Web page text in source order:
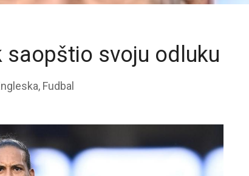
saopštio svoju odluku
, Fudbal